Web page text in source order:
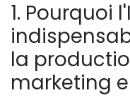
1. Pourquoi
la
marketing